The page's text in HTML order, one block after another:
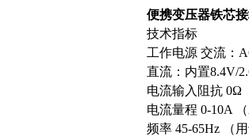
便携变压器铁芯
技术指标
工作电源 交流：
直流：内置8.4V/
电流输入阻抗 0Ω
电流量程 0-10A
频率 45-65Hz （